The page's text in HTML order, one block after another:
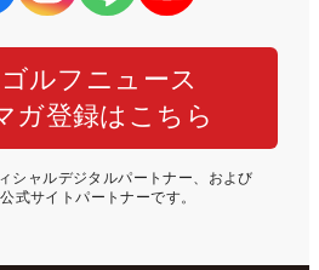
ルフニュース
ガ登録はこちら
シャルデジタルパートナー、および
式サイトパートナーです。